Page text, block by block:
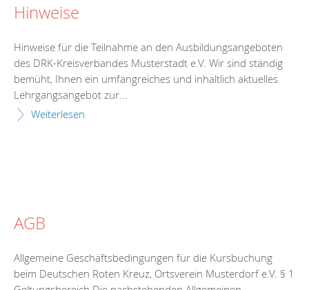
Hinweise
Hinweise für die Teilnahme an den Ausbildungsangeboten
des DRK-Kreisverbandes Musterstadt e.V. Wir sind ständig
bemüht, Ihnen ein umfangreiches und inhaltlich aktuelles
Lehrgangsangebot zur...
Weiterlesen
AGB
Allgemeine Geschäftsbedingungen für die Kursbuchung
beim Deutschen Roten Kreuz, Ortsverein Musterdorf e.V. § 1